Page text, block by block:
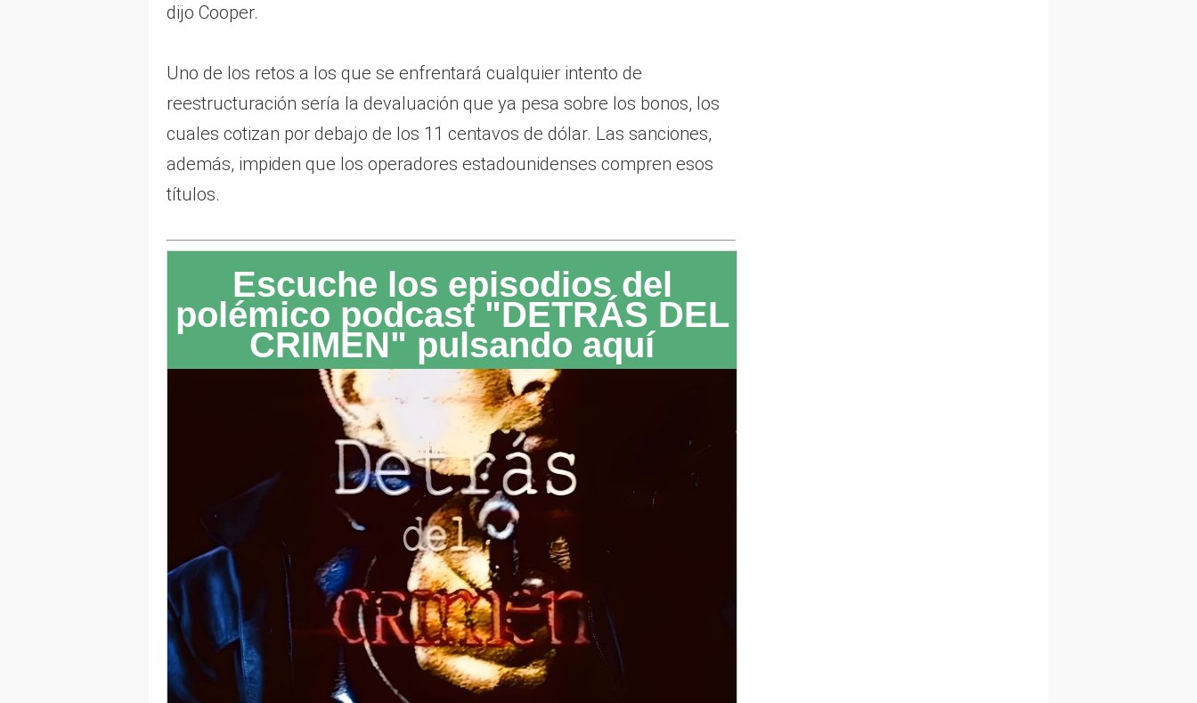
dijo Cooper.
Uno de los retos a los que se enfrentará cualquier intento de
reestructuración sería la devaluación que ya pesa sobre los bonos, los
cuales cotizan por debajo de los 11 centavos de dólar. Las sanciones,
además, impiden que los operadores estadounidenses compren esos
títulos.
Escuche los episodios del
polémico podcast "DETRÁS DEL
CRIMEN" pulsando aquí